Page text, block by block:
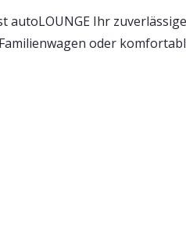
autoLOUNGE Ihr
oder